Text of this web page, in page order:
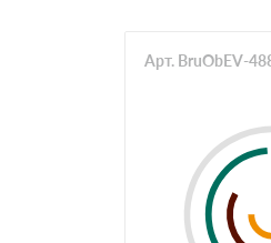
Арт. BruObEV-